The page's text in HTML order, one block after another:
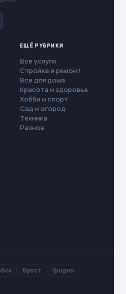
ЕЩЁ РУБРИКИ
Все услуги
Стройка и ремонт
Все для дома
Красота и здоровье
Хобби и спорт
Сад и огород
Техника
Разное
Брест
Гродно